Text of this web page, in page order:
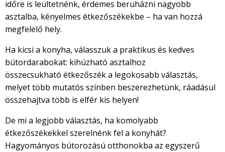
időre is leültetnénk, érdemes beruházni nagyobb
asztalba, kényelmes étkezőszékekbe – ha van hozzá
megfelelő hely.
Ha kicsi a konyha, válasszuk a praktikus és kedves
bútordarabokat: kihúzható asztalhoz
összecsukható étkezőszék a legokosabb választás,
melyet több mutatós színben beszerezhetünk, ráadásul
összehajtva több is elfér kis helyen!
De mi a legjobb választás, ha komolyabb
étkezőszékekkel szerelnénk fel a konyhát?
Hagyományos bútorozású otthonokba az egyszerű